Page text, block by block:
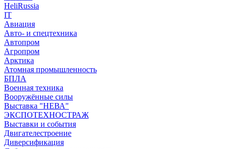
HeliRussia
IT
Авиация
Авто- и спецтехника
Автопром
Агропром
Арктика
Атомная промышленность
БПЛА
Военная техника
Вооружённые силы
Выставка "НЕВА"
ЭКСПОТЕХНОСТРАЖ
Выставки и события
Двигателестроение
Диверсификация